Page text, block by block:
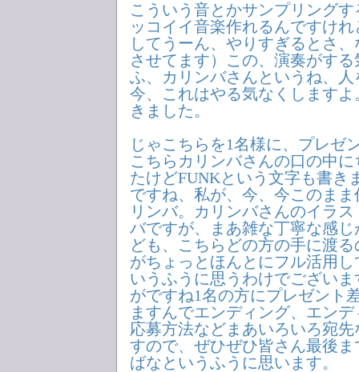
こういう音とかサンプリング
ッコイイ音楽作れるんですけ
してうーん、やりすぎるとさ
させてます）この、演奏がす
ふ、カリンバさんというね、
今、これはやる気なくします
きました。
じゃこちらを1名様に、プレゼ
こちらカリンバさんの口の中
たけどFUNKという文字も書き
ですね、私が、今、今このま
リンバ。カリンバさんのイラ
バですが、まあ雑な丁寧な感
ども、こちらどの方の手に渡
がちょっとほんとにフル活用
いうふうに思うわけでござい
がですね1名の方にプレゼント
ますんでエンディング、エン
応募方法などまあいろいろ宛
すので、ぜひぜひ皆さん最後
ばなというふうに思います。